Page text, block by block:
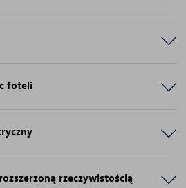
foteli
rzeczywistością